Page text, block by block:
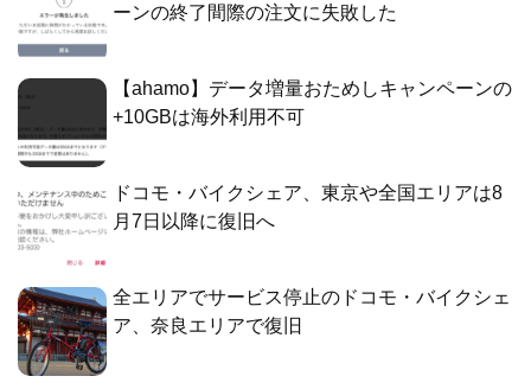
ーンの終了間際の注文に失敗した
【ahamo】データ増量おためしキャンペーンの
+10GBは海外利用不可
ドコモ・バイクシェア、東京や全国エリアは8
月7日以降に復旧へ
全エリアでサービス停止のドコモ・バイクシェ
ア、奈良エリアで復旧